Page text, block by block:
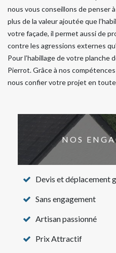
nous vous conseillons de penser
plus de la valeur ajoutée que
votre façade, il permet aussi de
contre les agressions externes
Pour l’habillage de votre planche
Pierrot. Grâce à nos
nous confier votre projet en
NOS
Devis et déplacement
Sans engagement
Artisan passionné
Prix Attractif